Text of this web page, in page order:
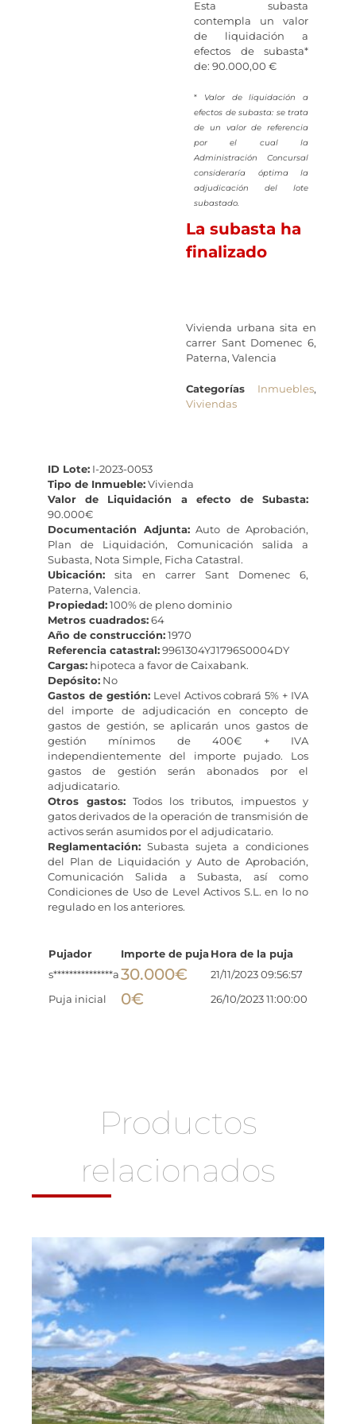
Esta subasta
contempla un valor
de liquidación a
efectos de subasta*
de: 90.000,00 €
* Valor de liquidación a
efectos de subasta: se trata
de un valor de referencia
por el cual la
Administración Concursal
consideraría óptima la
adjudicación del lote
subastado.
La subasta ha
finalizado
Vivienda urbana sita en
carrer Sant Domenec 6,
Paterna, Valencia
Categorías Inmuebles,
Viviendas
ID Lote: I-2023-0053
Tipo de Inmueble:Vivienda
Valor de Liquidación a efecto de Subasta:
90.000€
Documentación Adjunta:Auto de Aprobación,
Plan de Liquidación, Comunicación salida a
Subasta, Nota Simple, Ficha Catastral.
Ubicación: sita en carrer Sant Domenec 6,
Paterna, Valencia.
Propiedad:100% de pleno dominio
Metros cuadrados:64
Año de construcción:1970
Referencia catastral:9961304YJ1796S0004DY
Cargas: hipoteca a favor de Caixabank.
Depósito: No
Gastos de gestión:Level Activos cobrará 5% + IVA
del importe de adjudicación en concepto de
gastos de gestión, se aplicarán unos gastos de
gestión mínimos de 400€ + IVA
independientemente del importe pujado. Los
gastos de gestión serán abonados por el
adjudicatario.
Otros gastos: Todos los tributos, impuestos y
gatos derivados de la operación de transmisión de
activos serán asumidos por el adjudicatario.
Reglamentación: Subasta sujeta a condiciones
del Plan de Liquidación y Auto de Aprobación,
Comunicación Salida a Subasta, así como
Condiciones de Uso de Level Activos S.L. en lo no
regulado en los anteriores.
Pujador Importe de pujaHora de la puja
s***************a30.000€
21/11/2023 09:56:57
Puja inicial
0€ 26/10/2023 11:00:00
Productos
relacionados